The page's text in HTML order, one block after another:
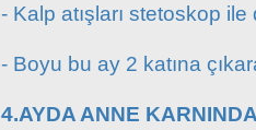
- Kalp atışları stetoskop
- Boyu bu ay 2 katına
4.AYDA ANNE